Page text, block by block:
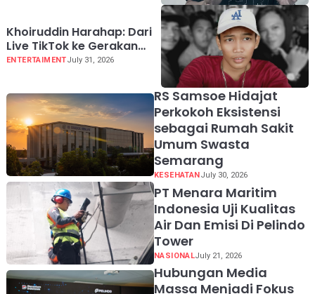
Khoiruddin Harahap: Dari
Live TikTok ke Gerakan
"Naik Bersama, Tumbuh
ENTERTAIMENTJuly 31, 2026
RS Samsoe Hidajat
Perkokoh Eksistensi
sebagai Rumah Sakit
Umum Swasta
Semarang
KESEHATANJuly 30, 2026
PT Menara Maritim
Indonesia Uji Kualitas
Air Dan Emisi Di Pelindo
Tower
NASIONALJuly 21, 2026
Hubungan Media
Massa Menjadi Fokus